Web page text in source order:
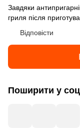
Завдяки
гриля після
Відповісти
Поширити у